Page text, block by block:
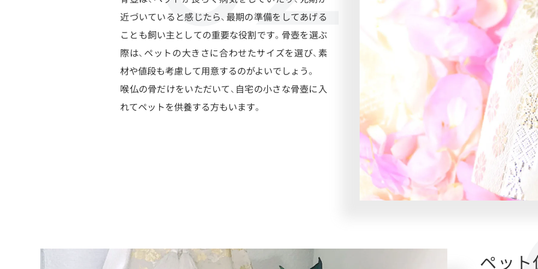
近づいていると感じたら、最期の準備をしてあげる
ことも飼い主としての重要な役割です。骨壺を選ぶ
際は、ペットの大きさに合わせたサイズを選び、素
材や値段も考慮して用意するのがよいでしょう。
喉仏の骨だけをいただいて、自宅の小さな骨壺に入
れてペットを供養する方もいます。
ペッ